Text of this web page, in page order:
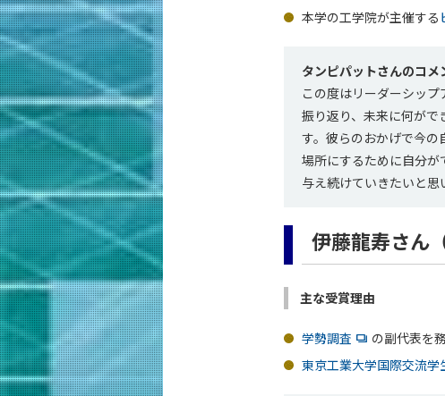
本学の工学院が主催する
タンピパットさんのコメ
この度はリーダーシッ
振り返り、未来に何がで
す。彼らのおかげで今の
場所にするために自分
与え続けていきたいと思
伊藤龍寿さん
主な受賞理由
学勢調査
の副代表を
東京工業大学国際交流学